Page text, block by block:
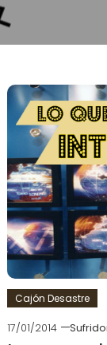
Cajón Desastre
17/01/2014